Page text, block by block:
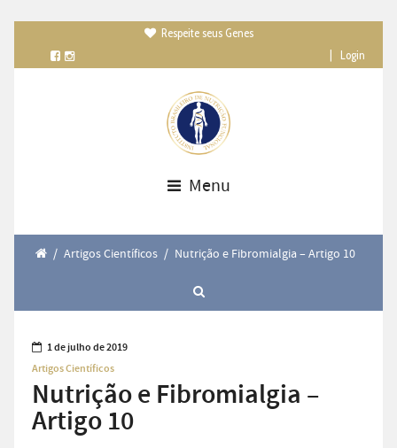
Respeite seus Genes
Login
Menu
/ Artigos Científicos / Nutrição e Fibromialgia – Artigo 10
1 de julho de 2019
Artigos Científicos
Nutrição e Fibromialgia –
Artigo 10